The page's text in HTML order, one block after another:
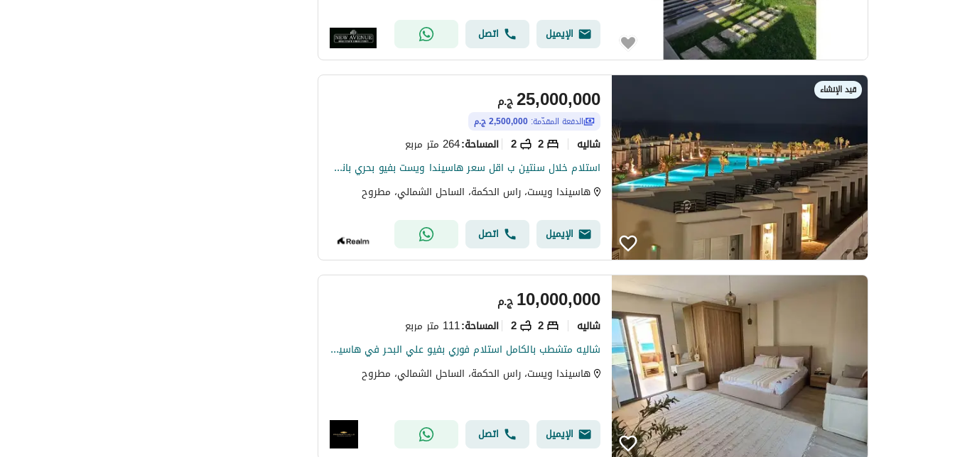
الإيميل اتصل
قيد الإنشاء
ج.م25,000,000
الدفعة المقدّمة: 2,500,000 ج.م
شاليه 2
2 المساحة:264 متر مربع
استلام خلال سنتين ب اقل سعر هاسيندا ويست بفيو بحري بانورامي | اكبر مساحه شالية غرفتين متشطب
هاسيندا ويست، راس الحكمة، الساحل الشمالي، مطروح
الإيميل اتصل
ج.م10,000,000
شاليه 2
2 المساحة:111 متر مربع
شاليه متشطب بالكامل استلام فوري بفيو علي البحر في هاسيندا ويست بجوار فوكا باي وسيزار سوديك
هاسيندا ويست، راس الحكمة، الساحل الشمالي، مطروح
الإيميل اتصل